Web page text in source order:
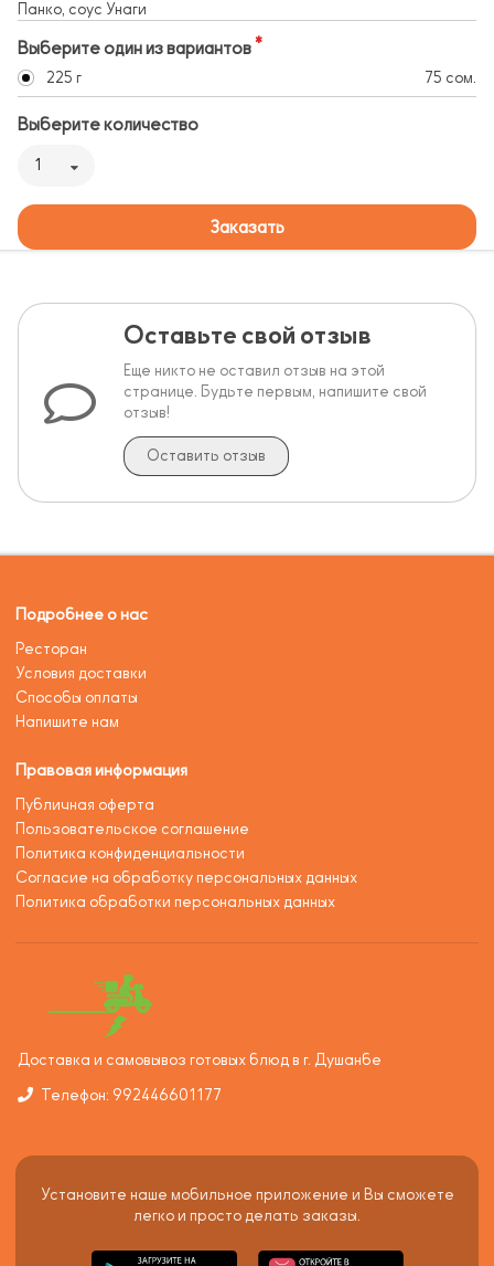
Панко, соус Унаги
Выберите один из вариантов
225 г 75 сом.
Выберите количество
1
Заказать
Оставьте свой отзыв
Еще никто не оставил отзыв на этой
странице. Будьте первым, напишите свой
отзыв!
Оставить отзыв
Подробнее о нас
Ресторан
Условия доставки
Способы оплаты
Напишите нам
Правовая информация
Публичная оферта
Пользовательское соглашение
Политика конфиденциальности
Согласие на обработку персональных данных
Политика обработки персональных данных
Доставка и самовывоз готовых блюд в г. Душанбе
Телефон: 992446601177
Установите наше мобильное приложение и Вы сможете
легко и просто делать заказы.